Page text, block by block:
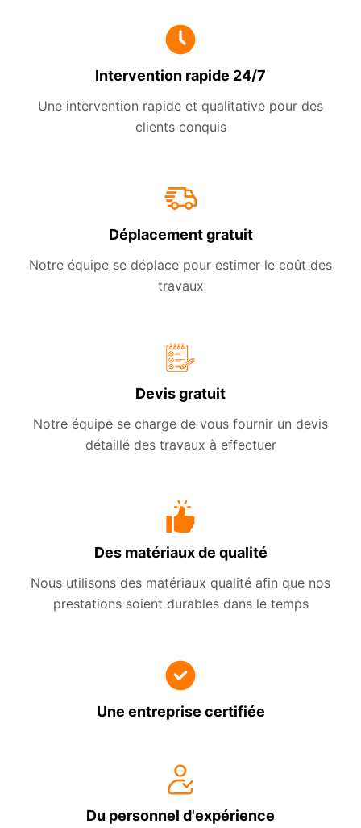
Intervention rapide 24/7
Une intervention rapide et qualitative pour des
clients conquis
Déplacement gratuit
Notre équipe se déplace pour estimer le coût des
travaux
Devis gratuit
Notre équipe se charge de vous fournir un devis
détaillé des travaux à effectuer
Des matériaux de qualité
Nous utilisons des matériaux qualité afin que nos
prestations soient durables dans le temps
Une entreprise certifiée
Du personnel d'expérience